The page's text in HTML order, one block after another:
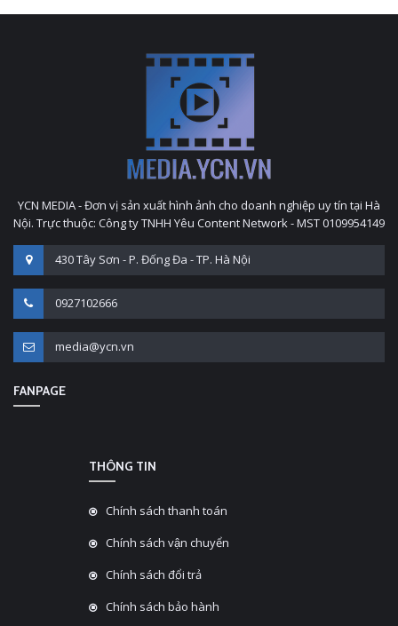
YCN MEDIA - Đơn vị sản xuất hình ảnh cho doanh nghiệp uy tín tại Hà
Nội. Trực thuộc: Công ty TNHH Yêu Content Network - MST 0109954149
430 Tây Sơn - P. Đống Đa - TP. Hà Nội
0927102666
media@ycn.vn
FANPAGE
THÔNG TIN
Chính sách thanh toán
Chính sách vận chuyển
Chính sách đổi trả
Chính sách bảo hành